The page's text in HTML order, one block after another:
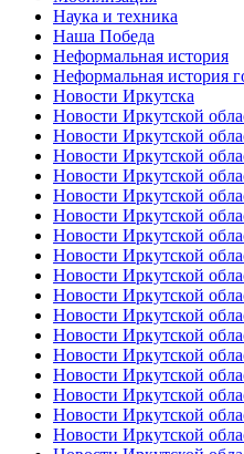
Наука и техника
Наша Победа
Неформальная история
Неформальная история
Новости Иркутска
Новости Иркутской
Новости Иркутской
Новости Иркутской
Новости Иркутской
Новости Иркутской
Новости Иркутской
Новости Иркутской
Новости Иркутской
Новости Иркутской
Новости Иркутской
Новости Иркутской
Новости Иркутской
Новости Иркутской
Новости Иркутской
Новости Иркутской
Новости Иркутской
Новости Иркутской